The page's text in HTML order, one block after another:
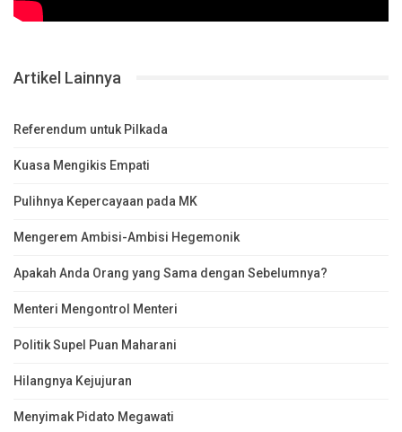
Artikel Lainnya
Referendum untuk Pilkada
Kuasa Mengikis Empati
Pulihnya Kepercayaan pada MK
Mengerem Ambisi-Ambisi Hegemonik
Apakah Anda Orang yang Sama dengan Sebelumnya?
Menteri Mengontrol Menteri
Politik Supel Puan Maharani
Hilangnya Kejujuran
Menyimak Pidato Megawati